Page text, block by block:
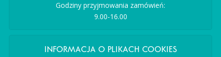
Godziny przyjmowania zamówień:
9.00-16.00
INFORMACJA O PLIKACH COOKIES